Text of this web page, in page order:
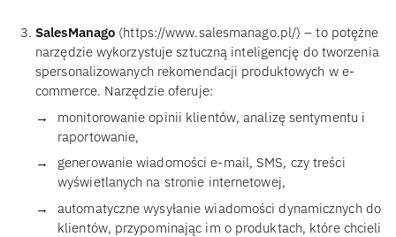
SalesManago (https://www.salesmanago.pl/) – to potężne
narzędzie wykorzystuje sztuczną inteligencję do tworzenia
spersonalizowanych rekomendacji produktowych w e-
commerce. Narzędzie oferuje:
monitorowanie opinii klientów, analizę sentymentu i
raportowanie,
generowanie wiadomości e-mail, SMS, czy treści
wyświetlanych na stronie internetowej,
automatyczne wysyłanie wiadomości dynamicznych do
klientów, przypominając im o produktach, które chcieli